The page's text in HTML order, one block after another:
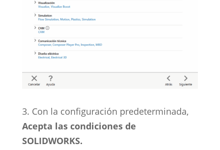
3. Con la configuración predeterminada,
Acepta las condiciones de
SOLIDWORKS.